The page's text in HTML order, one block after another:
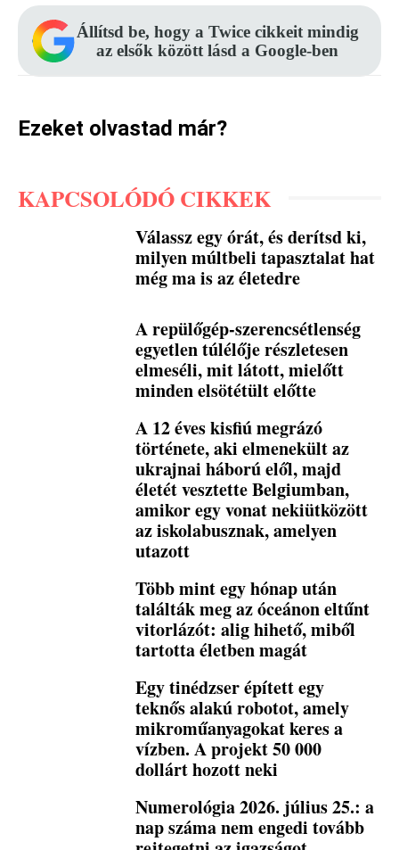
Állítsd be, hogy a Twice cikkeit mindig
az elsők között lásd a Google-ben
Ezeket olvastad már?
KAPCSOLÓDÓ CIKKEK
Válassz egy órát, és derítsd ki,
milyen múltbeli tapasztalat hat
még ma is az életedre
A repülőgép-szerencsétlenség
egyetlen túlélője részletesen
elmeséli, mit látott, mielőtt
minden elsötétült előtte
A 12 éves kisfiú megrázó
története, aki elmenekült az
ukrajnai háború elől, majd
életét vesztette Belgiumban,
amikor egy vonat nekiütközött
az iskolabusznak, amelyen
utazott
Több mint egy hónap után
találták meg az óceánon eltűnt
vitorlázót: alig hihető, miből
tartotta életben magát
Egy tinédzser épített egy
teknős alakú robotot, amely
mikroműanyagokat keres a
vízben. A projekt 50 000
dollárt hozott neki
Numerológia 2026. július 25.: a
nap száma nem engedi tovább